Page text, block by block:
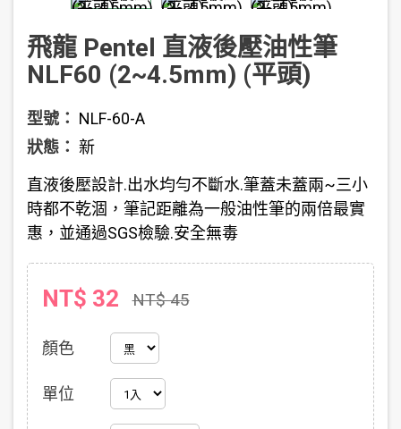
飛龍 Pentel 直液後壓油性筆
NLF60 (2~4.5mm) (平頭)
型號： NLF-60-A
狀態： 新
直液後壓設計.出水均勻不斷水.筆蓋未蓋兩~三小
時都不乾涸，筆記距離為一般油性筆的兩倍最實
惠，並通過SGS檢驗.安全無毒
NT$ 32 NT$ 45
顏色
單位